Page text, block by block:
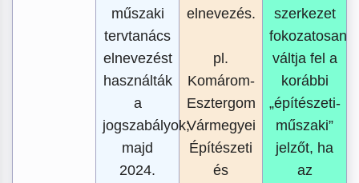
műszaki
tervtanács
elnevezést
használták
a
jogszabályok;
majd
2024.
elnevezés.
pl.
Komárom-
Esztergom
Vármegyei
Építészeti
és
szerkezet
fokozatosan
váltja fel a
korábbi
„építészeti-
műszaki”
jelzőt, ha
az